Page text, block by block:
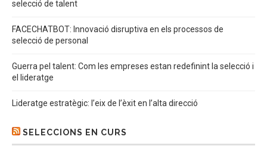
selecció de talent
FACECHATBOT: Innovació disruptiva en els processos de
selecció de personal
Guerra pel talent: Com les empreses estan redefinint la selecció i
el lideratge
Lideratge estratègic: l’eix de l’èxit en l’alta direcció
SELECCIONS EN CURS